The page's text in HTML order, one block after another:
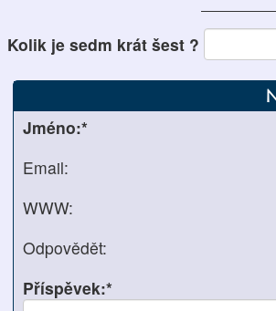
Kolik je sedm krát šest ?
Jméno:*
Email:
WWW:
Odpovědět:
Příspěvek:*